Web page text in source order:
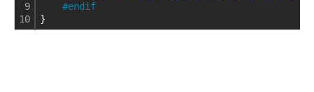
9
10
#endif
}